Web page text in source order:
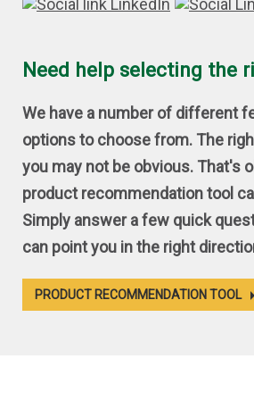
Need help selecting the
We have a number of different
options to choose from. The
you may not be obvious. That's
product recommendation tool
Simply answer a few quick
can point you in the right
PRODUCT RECOMMENDATION TOOL